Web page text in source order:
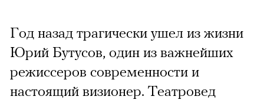
Год назад трагически ушел из жизни
Юрий Бутусов, один из важнейших
режиссеров современности и
настоящий визионер. Театровед